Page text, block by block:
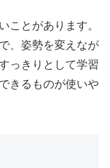
ことがあります。
、姿勢を変えなが
っきりとして学習
きるものが使いや